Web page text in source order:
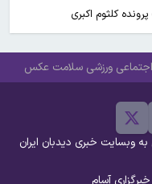
کلثوم اکبری
ورزشی سلامت عکس
وبسایت خبری دیدبان ایران
آسام